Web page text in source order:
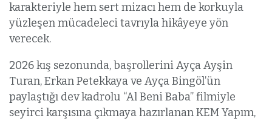
karakteriyle hem sert mizacı hem de korkuyla
yüzleşen mücadeleci tavrıyla hikâyeye yön
verecek.
2026 kış sezonunda, başrollerini Ayça Ayşin
Turan, Erkan Petekkaya ve Ayça Bingöl’ün
paylaştığı dev kadrolu “Al Beni Baba” filmiyle
seyirci karşısına çıkmaya hazırlanan KEM Yapım,